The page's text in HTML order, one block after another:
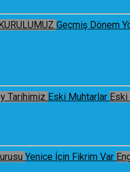
Geçmiş Dönem
Tarihimiz Eski Muhtarlar Eski
Yenice İçin Fikrim Var